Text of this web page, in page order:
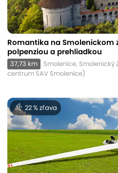
Romantika na Smolenickom
polpenziou a prehliadkou
37,73 km
Smolenice,
centrum SAV Smolenice)
22 % zľava